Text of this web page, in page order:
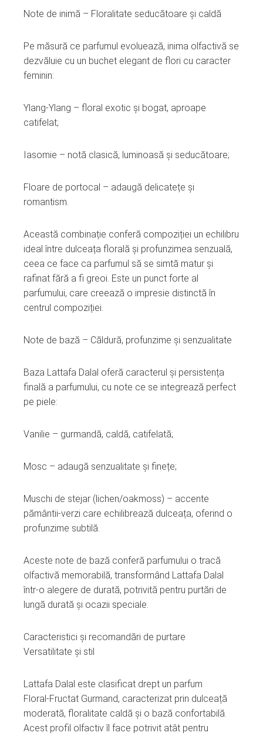
Note de inimă – Floralitate seducătoare și caldă
Pe măsură ce parfumul evoluează, inima olfactivă se
dezvăluie cu un buchet elegant de flori cu caracter
feminin:
Ylang‑Ylang – floral exotic și bogat, aproape
catifelat;
Iasomie – notă clasică, luminoasă și seducătoare;
Floare de portocal – adaugă delicatețe și
romantism.
Această combinație conferă compoziției un echilibru
ideal între dulceața florală și profunzimea senzuală,
ceea ce face ca parfumul să se simtă matur și
rafinat fără a fi greoi. Este un punct forte al
parfumului, care creează o impresie distinctă în
centrul compoziției.
Note de bază – Căldură, profunzime și senzualitate
Baza Lattafa Dalal oferă caracterul și persistența
finală a parfumului, cu note ce se integrează perfect
pe piele:
Vanilie – gurmandă, caldă, catifelată;
Mosc – adaugă senzualitate și finețe;
Muschi de stejar (lichen/oakmoss) – accente
pământii‑verzi care echilibrează dulceața, oferind o
profunzime subtilă.
Aceste note de bază conferă parfumului o tracă
olfactivă memorabilă, transformând Lattafa Dalal
într‑o alegere de durată, potrivită pentru purtări de
lungă durată și ocazii speciale.
Caracteristici și recomandări de purtare
Versatilitate și stil
Lattafa Dalal este clasificat drept un parfum
Floral‑Fructat Gurmand, caracterizat prin dulceață
moderată, floralitate caldă și o bază confortabilă.
Acest profil olfactiv îl face potrivit atât pentru